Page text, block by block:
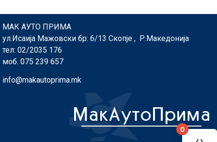
МАК АУТО ПРИМА
ул.Исаија Мажовски бр: 6/13 Скопје , Р.Македонија
тел: 02/2035 176
моб. 075 239 657
info@makautoprima.mk
0